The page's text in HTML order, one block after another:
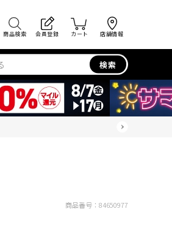
商品検索 会員登録 カート 店舗情報
検索
商品番号： 84650977